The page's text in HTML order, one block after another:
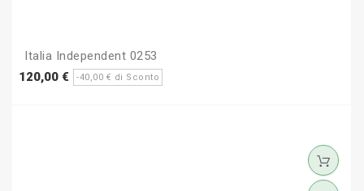
Italia Independent 0253
120,00 €
Prezzo
base
-40,00 € di Sconto